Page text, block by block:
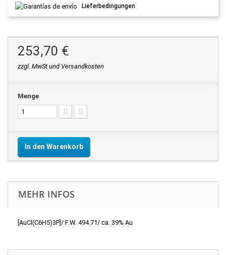
Lieferbedingungen
253,70 €
zzgl. MwSt und Versandkosten
Menge
In den Warenkorb
MEHR INFOS
[AuCl(C6H5)3P]/ F.W. 494.71/ ca. 39% Au